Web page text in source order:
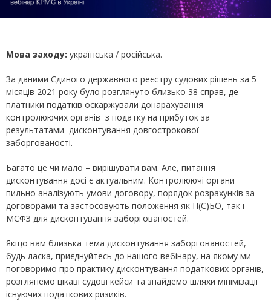
Мова заходу: українська / російська.
За даними Єдиного державного реєстру судових рішень за 5
місяців 2021 року було розглянуто близько 38 справ, де
платники податків оскаржували донарахування
контролюючих органів з податку на прибуток за
результатами дисконтування довгострокової
заборгованості.
Багато це чи мало – вирішувати вам. Але, питання
дисконтування досі є актуальним. Контролюючі органи
пильно аналізують умови договору, порядок розрахунків за
договорами та застосовують положення як П(С)БО, так і
МСФЗ для дисконтування заборгованостей.
Якщо вам близька тема дисконтування заборгованостей,
будь ласка, приєднуйтесь до нашого вебінару, на якому ми
поговоримо про практику дисконтування податкових органів,
розглянемо цікаві судові кейси та знайдемо шляхи мінімізації
існуючих податкових ризиків.